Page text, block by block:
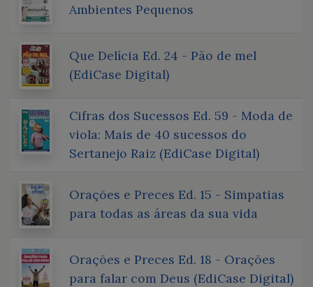
Ambientes Pequenos
Que Delícia Ed. 24 - Pão de mel
(EdiCase Digital)
Cifras dos Sucessos Ed. 59 - Moda de
viola: Mais de 40 sucessos do
Sertanejo Raiz (EdiCase Digital)
Orações e Preces Ed. 15 - Simpatias
para todas as áreas da sua vida
Orações e Preces Ed. 18 - Orações
para falar com Deus (EdiCase Digital)